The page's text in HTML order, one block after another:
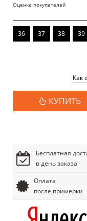
Оценка покупателей
36 37 38 39
Как
КУПИТЬ
Бесплатная
в день заказа
Оплата
после примерки